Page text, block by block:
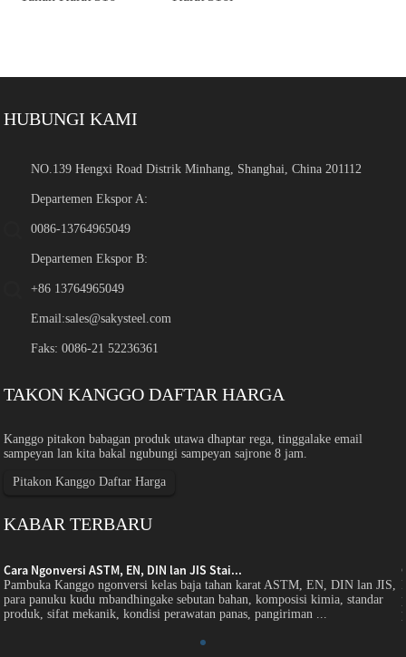
HUBUNGI KAMI
NO.139 Hengxi Road Distrik Minhang, Shanghai, China 201112
Departemen Ekspor A:
0086-13764965049
Departemen Ekspor B:
+86 13764965049
Email:sales@sakysteel.com
Faks: 0086-21 52236361
TAKON KANGGO DAFTAR HARGA
Kanggo pitakon babagan produk utawa dhaptar rega, tinggalake email
sampeyan lan kita bakal ngubungi sampeyan sajrone 8 jam.
Pitakon Kanggo Daftar Harga
KABAR TERBARU
Cara Ngonversi ASTM, EN, DIN lan JIS Stai...
Pambuka Kanggo ngonversi kelas baja tahan karat ASTM, EN, DIN lan JIS,
para panuku kudu mbandhingake sebutan bahan, komposisi kimia, standar
produk, sifat mekanik, kondisi perawatan panas, pangiriman ...